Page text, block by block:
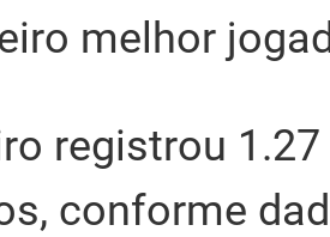
melhor
registrou
conforme